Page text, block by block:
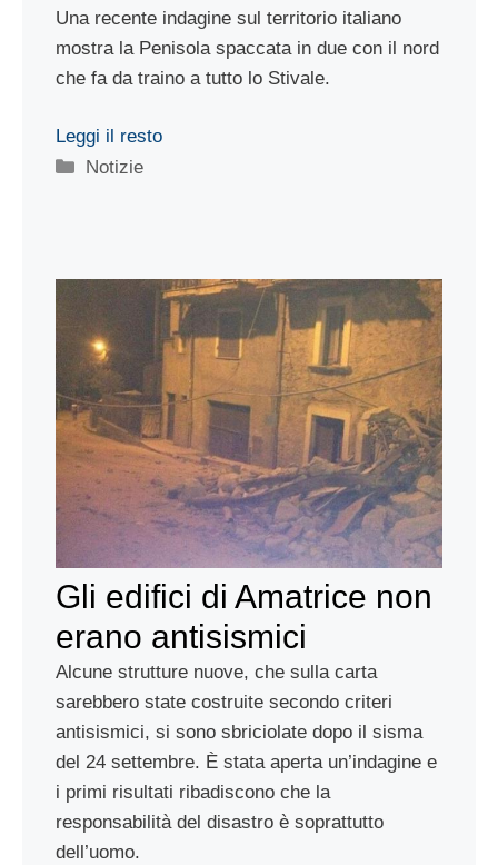
Una recente indagine sul territorio italiano
mostra la Penisola spaccata in due con il nord
che fa da traino a tutto lo Stivale.
Leggi il resto
Categorie
Notizie
Gli edifici di Amatrice non
erano antisismici
Alcune strutture nuove, che sulla carta
sarebbero state costruite secondo criteri
antisismici, si sono sbriciolate dopo il sisma
del 24 settembre. È stata aperta un’indagine e
i primi risultati ribadiscono che la
responsabilità del disastro è soprattutto
dell’uomo.